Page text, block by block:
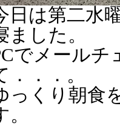
日は第二水
ました。
でメールチ
．．．。
っくり朝食
。